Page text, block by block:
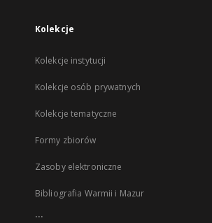
Kolekcje
Kolekcje instytucji
Kolekcje osób prywatnych
Kolekcje tematyczne
Formy zbiorów
Zasoby elektroniczne
Bibliografia Warmii i Mazur
...